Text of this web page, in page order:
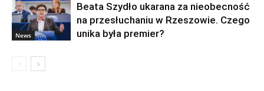
News
Beata Szydło ukarana za nieobecność
na przesłuchaniu w Rzeszowie. Czego
unika była premier?